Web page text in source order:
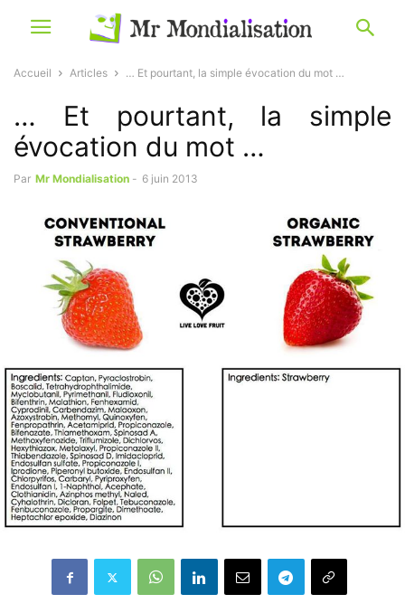
Accueil Articles … Et pourtant, la simple évocation du mot …
… Et pourtant, la simple
évocation du mot …
Par Mr Mondialisation - 6 juin 2013